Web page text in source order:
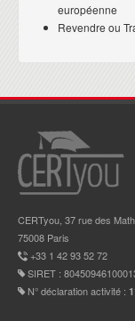
européenne
Revendre ou
CERTyou, 37 rue des
75008 Paris
+33 1 42 93 52 72
SIRET :
N° déclaration activité :